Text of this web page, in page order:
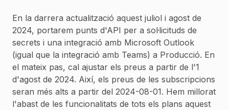
En la darrera actualització aquest juliol i agost de
2024, portarem punts d'API per a sol·licituds de
secrets i una integració amb Microsoft Outlook
(igual que la integració amb Teams) a Producció. En
el mateix pas, cal ajustar els preus a partir de l'1
d'agost de 2024. Així, els preus de les subscripcions
seran més alts a partir del 2024-08-01. Hem millorat
l'abast de les funcionalitats de tots els plans aquest